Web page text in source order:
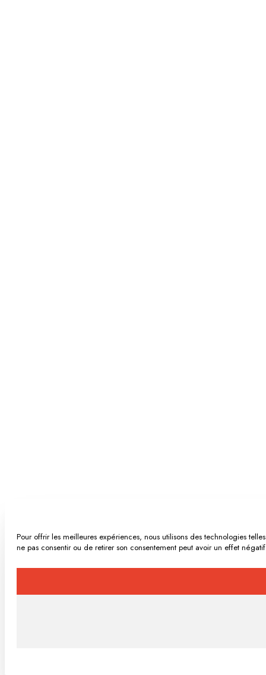
Pour offrir les meilleures expériences, nous utilisons des technologies
ne pas consentir ou de retirer son consentement peut avoir un effet